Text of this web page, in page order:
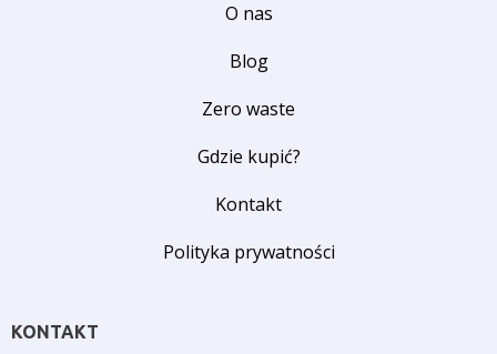
O nas
Blog
Zero waste
Gdzie kupić?
Kontakt
Polityka prywatności
KONTAKT